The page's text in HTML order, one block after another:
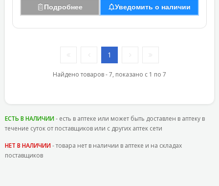
Подробнее Уведомить о наличии
1
Найдено товаров - 7, показано с 1 по 7
ЕСТЬ В НАЛИЧИИ- есть в аптеке или может быть доставлен в аптеку в
течение суток от поставщиков или с других аптек сети
НЕТ В НАЛИЧИИ- товара нет в наличии в аптеке и на складах
поставщиков